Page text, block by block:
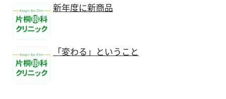
新年度に新商品
「変わる」ということ